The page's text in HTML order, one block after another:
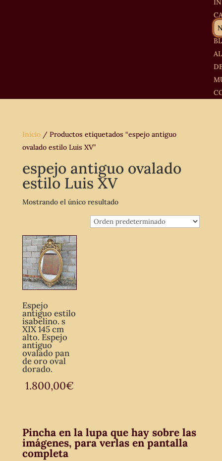
Inicio/ Productos etiquetados “espejo antiguo
ovalado estilo Luis XV”
espejo antiguo ovalado
estilo Luis XV
Mostrando el único resultado
Espejo
antiguo estilo
isabelino. s
XIX 145 cm
alto. Espejo
antiguo
ovalado pan
de oro oval
dorado.
1.800,00€
Pincha en la lupa que hay sobre las
imágenes, para verlas en pantalla
completa